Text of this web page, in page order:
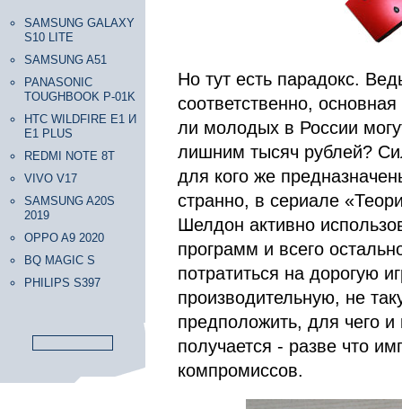
SAMSUNG GALAXY
S10 LITE
SAMSUNG A51
PANASONIC
TOUGHBOOK P-01K
HTC WILDFIRE E1 И
E1 PLUS
REDMI NOTE 8T
VIVO V17
SAMSUNG A20S
2019
OPPO A9 2020
BQ MAGIC S
PHILIPS S397
Но тут есть парадокс.
соответственно,
ли молодых в России
лишним тысяч рублей?
для кого же
странно, в сериале
Шелдон активно
программ и всего
потратиться на дорогую
производительную, не
предположить, для чего
получается - разве что
компромиссов.